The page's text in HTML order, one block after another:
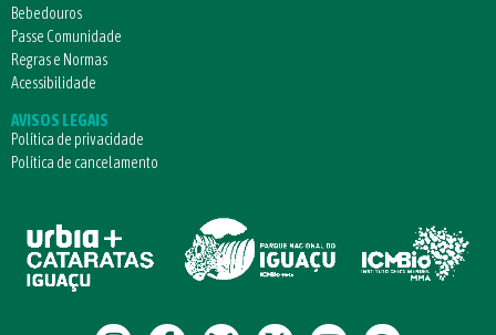
Bebedouros
Passe Comunidade
Regras e Normas
Acessibilidade
AVISOS LEGAIS
Política de privacidade
Política de cancelamento